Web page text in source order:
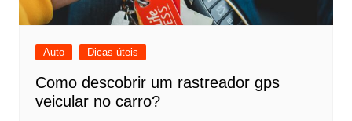
Auto Dicas úteis
Como descobrir um rastreador gps
veicular no carro?